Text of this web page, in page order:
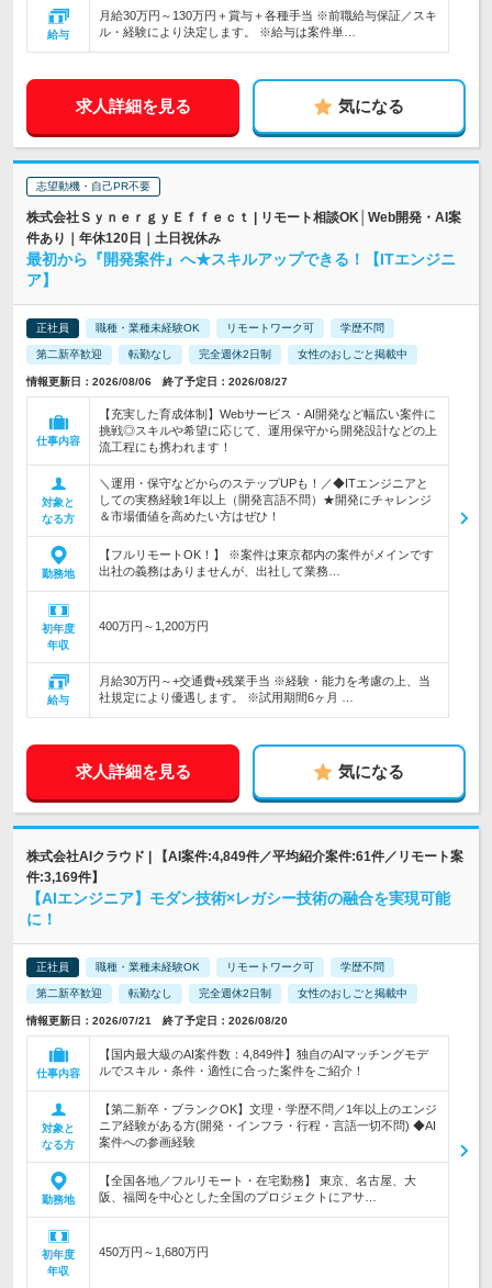
給与
月給30万円～130万円＋賞与＋各種手当 ※前職給与保証／スキ
ル・経験により決定します。 ※給与は案件単…
求人詳細を見る 気になる
志望動機・自己PR不要
株式会社ＳｙｎｅｒｇｙＥｆｆｅｃｔ | リモート相談OK│Web開発・AI案
件あり｜年休120日｜土日祝休み
最初から『開発案件』へ★スキルアップできる！【ITエンジニ
ア】
正社員 職種・業種未経験OK リモートワーク可 学歴不問
第二新卒歓迎 転勤なし 完全週休2日制 女性のおしごと掲載中
情報更新日：2026/08/06 終了予定日：2026/08/27
仕事内容
【充実した育成体制】Webサービス・AI開発など幅広い案件に
挑戦◎スキルや希望に応じて、運用保守から開発設計などの上
流工程にも携われます！
対象と
なる方
＼運用・保守などからのステップUPも！／◆ITエンジニアと
しての実務経験1年以上（開発言語不問）★開発にチャレンジ
＆市場価値を高めたい方はぜひ！
勤務地
【フルリモートOK！】 ※案件は東京都内の案件がメインです
出社の義務はありませんが、出社して業務…
初年度
年収
400万円～1,200万円
給与
月給30万円～+交通費+残業手当 ※経験・能力を考慮の上、当
社規定により優遇します。 ※試用期間6ヶ月 …
求人詳細を見る 気になる
株式会社AIクラウド | 【AI案件:4,849件／平均紹介案件:61件／リモート案
件:3,169件】
【AIエンジニア】モダン技術×レガシー技術の融合を実現可能
に！
正社員 職種・業種未経験OK リモートワーク可 学歴不問
第二新卒歓迎 転勤なし 完全週休2日制 女性のおしごと掲載中
情報更新日：2026/07/21 終了予定日：2026/08/20
仕事内容
【国内最大級のAI案件数：4,849件】独自のAIマッチングモデ
ルでスキル・条件・適性に合った案件をご紹介！
対象と
なる方
【第二新卒・ブランクOK】文理・学歴不問／1年以上のエンジ
ニア経験がある方(開発・インフラ・行程・言語一切不問) ◆AI
案件への参画経験
勤務地
【全国各地／フルリモート・在宅勤務】 東京、名古屋、大
阪、福岡を中心とした全国のプロジェクトにアサ…
初年度
年収
450万円～1,680万円